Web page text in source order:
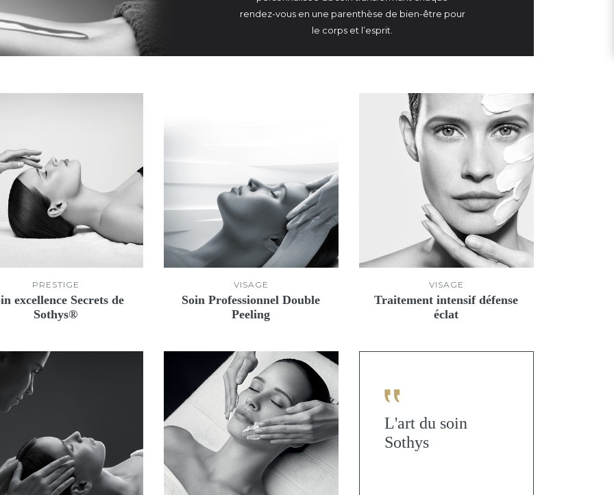
rendez-vous en une parenthèse de bien-être pour
le corps et l’esprit.
PRESTIGE
excellence Secrets de
Sothys®
VISAGE
Soin Professionnel Double
Peeling
VISAGE
Traitement intensif défense
éclat
L'art du soin
Sothys